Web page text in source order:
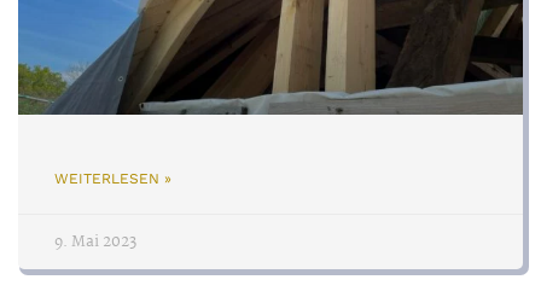
WEITERLESEN »
9. Mai 2023